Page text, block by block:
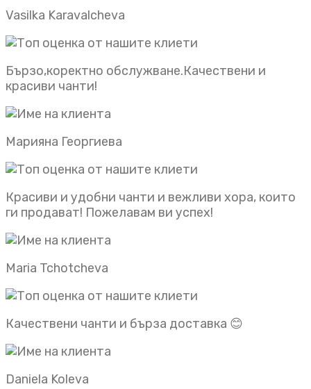
Vasilka Karavalcheva
Бързо,коректно обслужване.Качествени и
красиви чанти!
Марияна Георгиева
Красиви и удобни чанти и вежливи хора, които
ги продават! Пожелавам ви успех!
Maria Tchotcheva
Качествени чанти и бърза доставка 😊
Daniela Koleva